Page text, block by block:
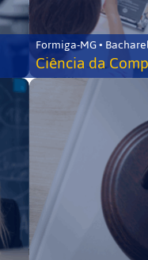
Formiga-MG •
Ciência da